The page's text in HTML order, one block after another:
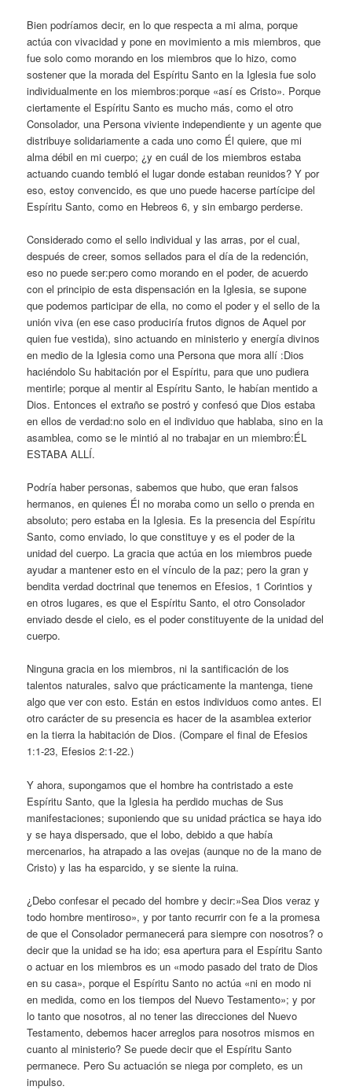
Bien podríamos decir, en lo que respecta a mi alma, porque
actúa con vivacidad y pone en movimiento a mis miembros, que
fue solo como morando en los miembros que lo hizo, como
sostener que la morada del Espíritu Santo en la Iglesia fue solo
individualmente en los miembros:porque «así es Cristo». Porque
ciertamente el Espíritu Santo es mucho más, como el otro
Consolador, una Persona viviente independiente y un agente que
distribuye solidariamente a cada uno como Él quiere, que mi
alma débil en mi cuerpo; ¿y en cuál de los miembros estaba
actuando cuando tembló el lugar donde estaban reunidos? Y por
eso, estoy convencido, es que uno puede hacerse partícipe del
Espíritu Santo, como en Hebreos 6, y sin embargo perderse.
Considerado como el sello individual y las arras, por el cual,
después de creer, somos sellados para el día de la redención,
eso no puede ser:pero como morando en el poder, de acuerdo
con el principio de esta dispensación en la Iglesia, se supone
que podemos participar de ella, no como el poder y el sello de la
unión viva (en ese caso produciría frutos dignos de Aquel por
quien fue vestida), sino actuando en ministerio y energía divinos
en medio de la Iglesia como una Persona que mora allí :Dios
haciéndolo Su habitación por el Espíritu, para que uno pudiera
mentirle; porque al mentir al Espíritu Santo, le habían mentido a
Dios. Entonces el extraño se postró y confesó que Dios estaba
en ellos de verdad:no solo en el individuo que hablaba, sino en la
asamblea, como se le mintió al no trabajar en un miembro:ÉL
ESTABA ALLÍ.
Podría haber personas, sabemos que hubo, que eran falsos
hermanos, en quienes Él no moraba como un sello o prenda en
absoluto; pero estaba en la Iglesia. Es la presencia del Espíritu
Santo, como enviado, lo que constituye y es el poder de la
unidad del cuerpo. La gracia que actúa en los miembros puede
ayudar a mantener esto en el vínculo de la paz; pero la gran y
bendita verdad doctrinal que tenemos en Efesios, 1 Corintios y
en otros lugares, es que el Espíritu Santo, el otro Consolador
enviado desde el cielo, es el poder constituyente de la unidad del
cuerpo.
Ninguna gracia en los miembros, ni la santificación de los
talentos naturales, salvo que prácticamente la mantenga, tiene
algo que ver con esto. Están en estos individuos como antes. El
otro carácter de su presencia es hacer de la asamblea exterior
en la tierra la habitación de Dios. (Compare el final de Efesios
1:1-23, Efesios 2:1-22.)
Y ahora, supongamos que el hombre ha contristado a este
Espíritu Santo, que la Iglesia ha perdido muchas de Sus
manifestaciones; suponiendo que su unidad práctica se haya ido
y se haya dispersado, que el lobo, debido a que había
mercenarios, ha atrapado a las ovejas (aunque no de la mano de
Cristo) y las ha esparcido, y se siente la ruina.
¿Debo confesar el pecado del hombre y decir:»Sea Dios veraz y
todo hombre mentiroso», y por tanto recurrir con fe a la promesa
de que el Consolador permanecerá para siempre con nosotros? o
decir que la unidad se ha ido; esa apertura para el Espíritu Santo
o actuar en los miembros es un «modo pasado del trato de Dios
en su casa», porque el Espíritu Santo no actúa «ni en modo ni
en medida, como en los tiempos del Nuevo Testamento»; y por
lo tanto que nosotros, al no tener las direcciones del Nuevo
Testamento, debemos hacer arreglos para nosotros mismos en
cuanto al ministerio? Se puede decir que el Espíritu Santo
permanece. Pero Su actuación se niega por completo, es un
impulso.